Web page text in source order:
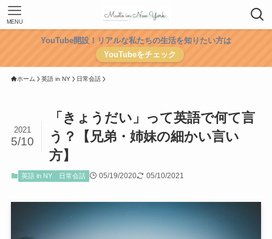
MENU
YouTube開設！リアルな私たちの生活を知りたい方は
YouTubeをチェック
ホーム 英語 in NY 日常会話
「きょうだい」って英語で何て言
う？【兄弟・姉妹の細かい言い
方】
2021
5/10
英語 in NY 日常会話 05/19/2020 05/10/2021